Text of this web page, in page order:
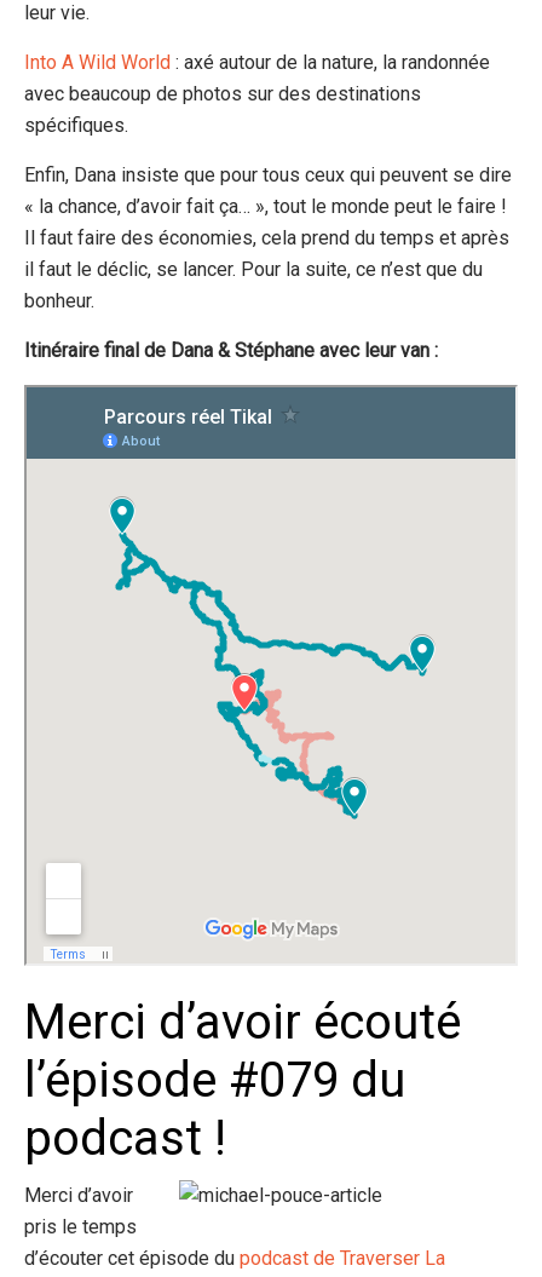
leur vie.
Into A Wild World : axé autour de la nature, la randonnée
avec beaucoup de photos sur des destinations
spécifiques.
Enfin, Dana insiste que pour tous ceux qui peuvent se dire
« la chance, d’avoir fait ça… », tout le monde peut le faire !
Il faut faire des économies, cela prend du temps et après
il faut le déclic, se lancer. Pour la suite, ce n’est que du
bonheur.
Itinéraire final de Dana & Stéphane avec leur van :
Merci d’avoir écouté
l’épisode #079 du
podcast !
Merci d’avoir
pris le temps
d’écouter cet épisode du podcast de Traverser La